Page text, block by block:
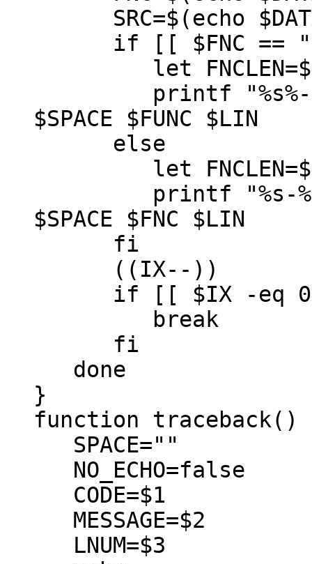
SRC=$(echo
if [[ $FNC ==
let
printf "%s%-
$SPACE $FUNC $LIN
else
let
printf "%s-%-
$SPACE $FNC $LIN
fi
((IX--))
if [[ $IX -eq 0
break
fi
done
}
function traceback()
SPACE=""
NO_ECHO=false
CODE=$1
MESSAGE=$2
LNUM=$3